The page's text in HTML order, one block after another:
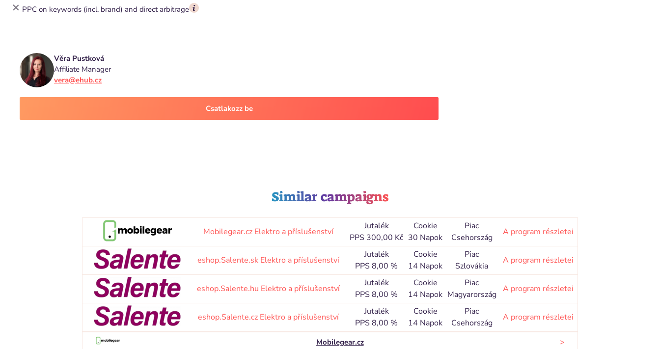
PPC on keywords (incl. brand) and direct arbitrage
Věra Pustková
Affiliate Manager
vera@ehub.cz
Csatlakozz be
Similar campaigns
Mobilegear.cz Elektro a příslušenství
Jutalék
PPS 300,00 Kč
Cookie
30 Napok
Piac
Csehország
A program részletei
eshop.Salente.sk Elektro a příslušenství
Jutalék
PPS 8,00 %
Cookie
14 Napok
Piac
Szlovákia
A program részletei
eshop.Salente.hu Elektro a příslušenství
Jutalék
PPS 8,00 %
Cookie
14 Napok
Piac
Magyarország
A program részletei
eshop.Salente.cz Elektro a příslušenství
Jutalék
PPS 8,00 %
Cookie
14 Napok
Piac
Csehország
A program részletei
Mobilegear.cz >